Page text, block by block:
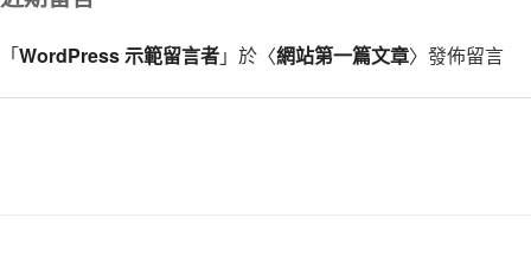
「WordPress 示範留言者」於〈網站第一篇文章〉發佈留言